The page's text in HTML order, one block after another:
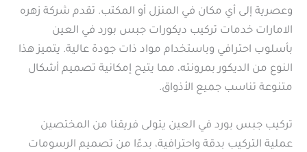
وعصرية إلى أي مكان في المنزل أو المكتب. تقدم شركة زهره
الامارات خدمات تركيب ديكورات جبس بورد في العين
بأسلوب احترافي وباستخدام مواد ذات جودة عالية. يتميز هذا
النوع من الديكور بمرونته، مما يتيح إمكانية تصميم أشكال
متنوعة تناسب جميع الأذواق.
تركيب جبس بورد في العين يتولى فريقنا من المختصين
عملية التركيب بدقة واحترافية، بدءًا من تصميم الرسومات